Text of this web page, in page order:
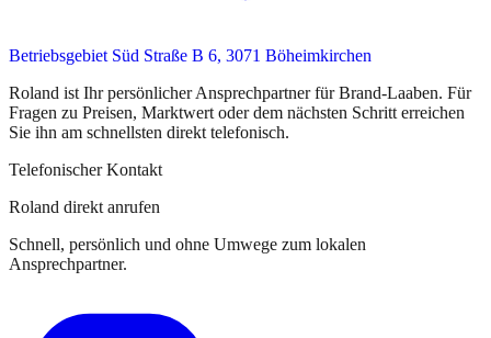
Betriebsgebiet Süd Straße B 6, 3071 Böheimkirchen
Roland ist Ihr persönlicher Ansprechpartnerfür Brand-Laaben. Für
Fragen zu Preisen, Marktwert oder dem nächsten Schritt erreichen
Sie ihn am schnellsten direkt telefonisch.
Telefonischer Kontakt
Roland direkt anrufen
Schnell, persönlich und ohne Umwege zum lokalen
Ansprechpartner.